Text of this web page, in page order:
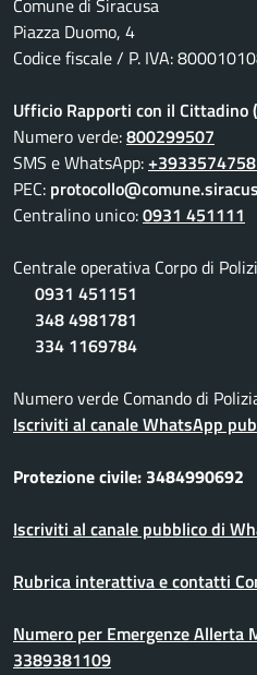
Comune di Siracusa
Piazza Duomo, 4
Codice fiscale / P. IVA:
Ufficio Rapporti con il Cittadino
Numero verde:800299507
SMS e WhatsApp:
PEC:
Centralino unico:0931 451111
Centrale operativa Corpo di
0931 451151
348 4981781
334 1169784
Numero verde Comando di
Iscriviti al canale WhatsApp
Protezione civile: 3484990692
Iscriviti al canale pubblico di
Rubrica interattiva e contatti
Numero per Emergenze
3389381109